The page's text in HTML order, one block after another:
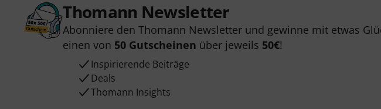
Thomann Newsletter
Abonniere den Thomann Newsletter und gewinne mit etwas
einen von 50 Gutscheinen über jeweils 50€!
Inspirierende Beiträge
Deals
Thomann Insights